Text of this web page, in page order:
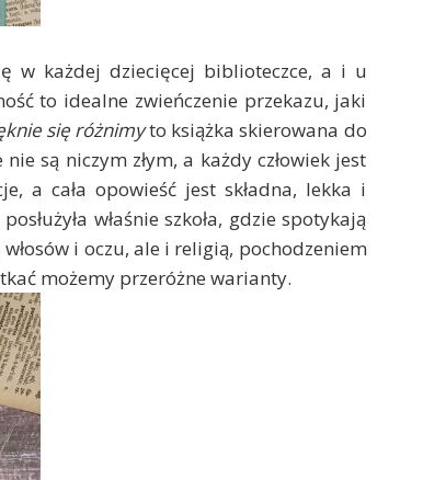
w każdej dziecięcej biblioteczce, a i u
to idealne zwieńczenie przekazu, jaki
się różnimyto książka skierowana do
są niczym złym, a każdy człowiek jest
a cała opowieść jest składna, lekka i
właśnie szkoła, gdzie spotykają
i oczu, ale i religią, pochodzeniem
możemy przeróżne warianty.